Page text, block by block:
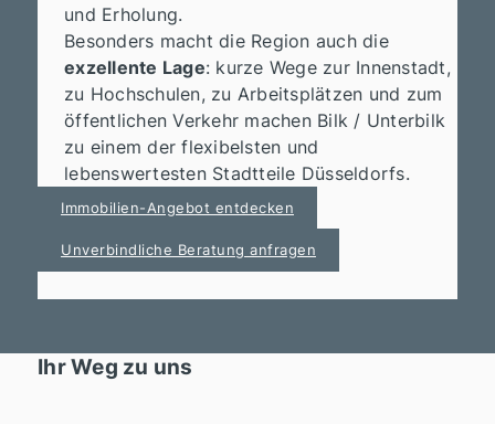
und Erholung.
Besonders macht die Region auch die
exzellente Lage: kurze Wege zur Innenstadt,
zu Hochschulen, zu Arbeitsplätzen und zum
öffentlichen Verkehr machen Bilk / Unterbilk
zu einem der flexibelsten und
lebenswertesten Stadtteile Düsseldorfs.
Immobilien-Angebot entdecken
Unverbindliche Beratung anfragen
Ihr Weg zu uns